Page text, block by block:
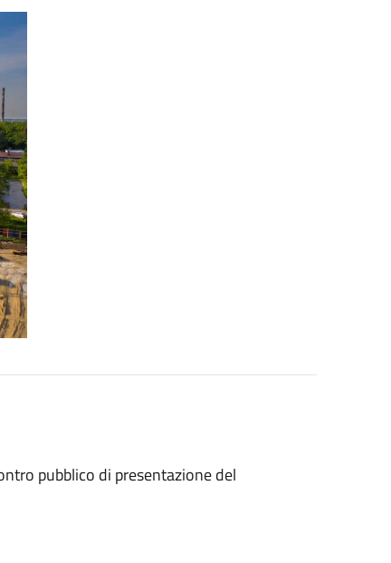
pubblico di presentazione del